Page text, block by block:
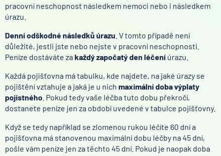
pracovní neschopnost následkem nemoci nebo i následkem
úrazu.
Denní odškodné následků úrazu . V tomto případě není
důležité, jestli jste nebo nejste v pracovní neschopnosti.
Peníze dostáváte za každý započatý den léčení úrazu.
Každá pojišťovna má tabulku, kde najdete, na jaké úrazy se
pojištění vztahuje a jaká je u nich maximální doba výplaty
pojistného . Pokud tedy vaše léčba tuto dobu překročí,
dostanete peníze jen za období uvedené v tabulce pojišťovny.
Když se tedy například se zlomenou rukou léčíte 60 dní a
pojišťovna má stanovenou maximální dobu léčby na 45 dní,
pošle vám peníze jen za těchto 45 dní. Pokud je naopak doba